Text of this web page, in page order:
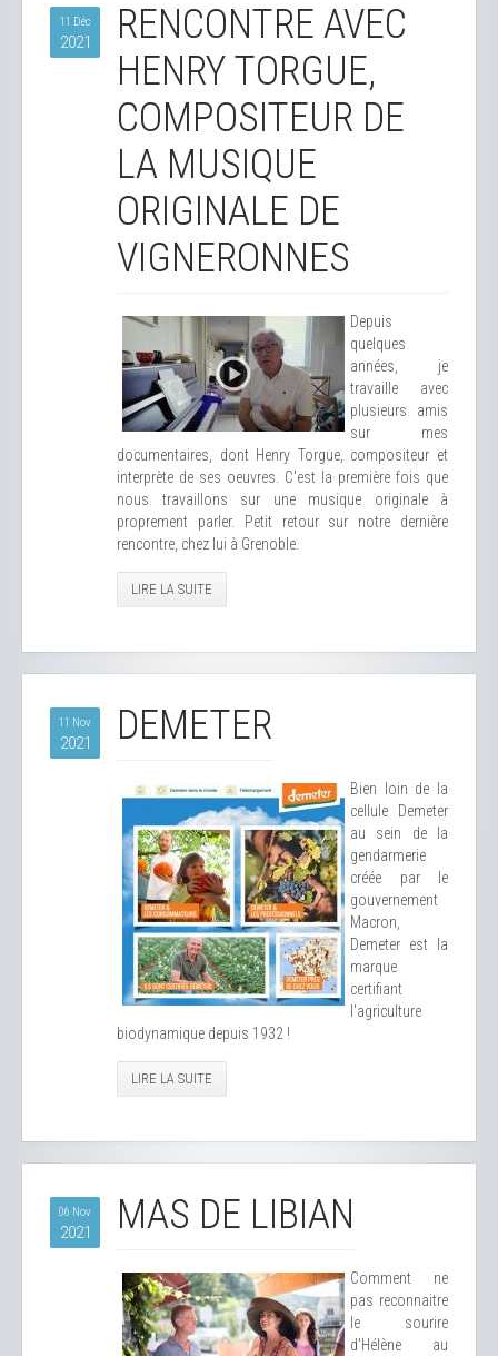
11 Déc
2021
RENCONTRE AVEC
HENRY TORGUE,
COMPOSITEUR DE
LA MUSIQUE
ORIGINALE DE
VIGNERONNES
Depuis
quelques
années, je
travaille avec
plusieurs amis
sur mes
documentaires, dont Henry Torgue, compositeur et
interprète de ses oeuvres. C'est la première fois que
nous travaillons sur une musique originale à
proprement parler. Petit retour sur notre dernière
rencontre, chez lui à Grenoble.
LIRE LA SUITE
11 Nov
2021 DEMETER
Bien loin de la
cellule Demeter
au sein de la
gendarmerie
créée par le
gouvernement
Macron,
Demeter est la
marque
certifiant
l'agriculture
biodynamique depuis 1932 !
LIRE LA SUITE
06 Nov
2021 MAS DE LIBIAN
Comment ne
pas reconnaitre
le sourire
d'Hélène au